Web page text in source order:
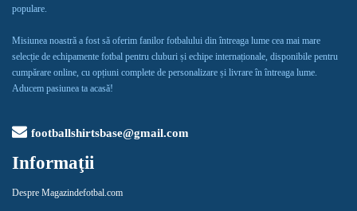
populare.
Misiunea noastră a fost să oferim fanilor fotbalului din întreaga lume cea mai mare
selecție de echipamente fotbal pentru cluburi și echipe internaționale, disponibile pentru
cumpărare online, cu opțiuni complete de personalizare și livrare în întreaga lume.
Aducem pasiunea ta acasă!
footballshirtsbase@gmail.com
Informaţii
Despre Magazindefotbal.com